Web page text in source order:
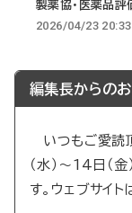
製薬協・医薬品評
2026/04/23 20:33
編集長からの
いつもご愛読
（水）～14日（
す。ウェブサイト